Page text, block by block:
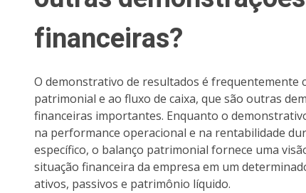
financeiras?
O demonstrativo de resultados é frequentemente
patrimonial e ao fluxo de caixa, que são outras
financeiras importantes. Enquanto o
na performance operacional e na rentabilidade
específico, o balanço patrimonial fornece uma
situação financeira da empresa em um
ativos, passivos e patrimônio líquido.